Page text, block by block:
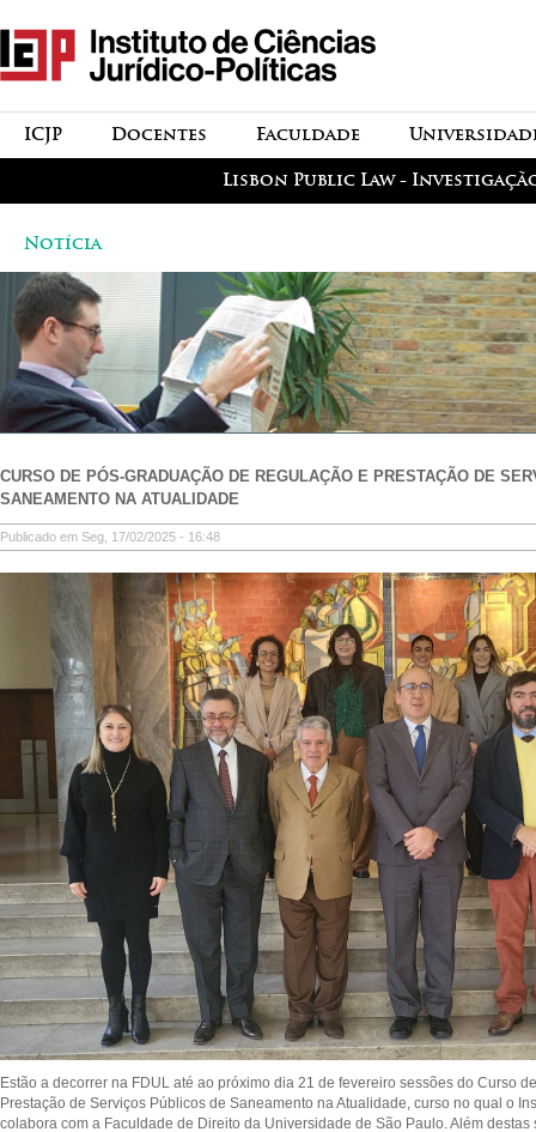
principal
icjp
menu-institucional Faculdade
Docentes
ICJP
Lisbon Public Law -
Notícia
CURSO DE PÓS-GRADUAÇÃO DE REGULAÇÃO E PRESTAÇÃO DE
SANEAMENTO NA ATUALIDADE
Publicado em Seg, 17/02/2025 - 16:48
Estão a decorrer na FDUL até ao próximo dia 21 de fevereiro sessões do Curso
Prestação de Serviços Públicos de Saneamento na Atualidade, curso no qual o
colabora com a Faculdade de Direito da Universidade de São Paulo. Além